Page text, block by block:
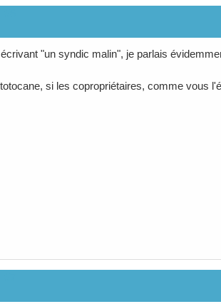
"un syndic malin", je parlais
si les copropriétaires, comme vous